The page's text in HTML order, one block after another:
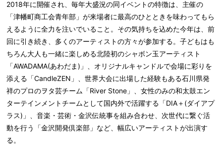
2018年に開催され、毎年大盛況の同イベントの特徴は、主催の
「津幡町商工会青年部」が来場者に最高のひとときを味わってもら
えるように全力を注いでいること。その気持ちを込めた今年は、前
回に引き続き、多くのアーティストの方々が参加する。子どもはも
ちろん大人も一緒に楽しめる北陸初のシャボン玉アーティスト
「AWADAMA(あわだま)」、オリジナルキャンドルで会場に彩りを
添える「CandleZEN」、世界大会に出場した経験もある石川県発
祥のプロのヲタ芸チーム「River Stone」、女性のみの和太鼓エン
ターテインメントチームとして国内外で活躍する「DIA＋(ダイアプ
ラス)」、音楽・芸術・金沢伝統事を組み合わせ、次世代に繋ぐ活
動を行う「金沢開発倶楽部」など、幅広いアーティストが出演す
る。